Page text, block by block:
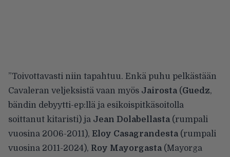
”Toivottavasti niin tapahtuu. Enkä puhu pelkästään
Cavaleran veljeksistä vaan myös Jairosta (Guedz,
bändin debyytti-ep:llä ja esikoispitkäsoitolla
soittanut kitaristi) ja Jean Dolabellasta(rumpali
vuosina 2006-2011), Eloy Casagrandesta(rumpali
vuosina 2011-2024), Roy Mayorgasta(Mayorga